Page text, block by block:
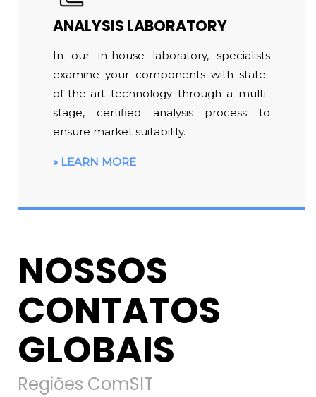
ANALYSIS LABORATORY
In our in-house laboratory, specialists
examine your components with state-
of-the-art technology through a multi-
stage, certified analysis process to
ensure market suitability.
LEARN MORE
NOSSOS
CONTATOS
GLOBAIS
Regiões ComSIT